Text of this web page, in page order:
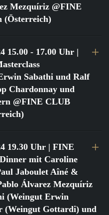
Mezquíriz @FINE
(Österreich)
15.00 - 17.00 Uhr |
Sabathi und Ralf
Chardonnay und
@FINE CLUB
19.30 Uhr | FINE
mit Caroline
Jaboulet Aîné &
Álvarez Mezquíriz
(Weingut Erwin
(Weingut Gottardi) und